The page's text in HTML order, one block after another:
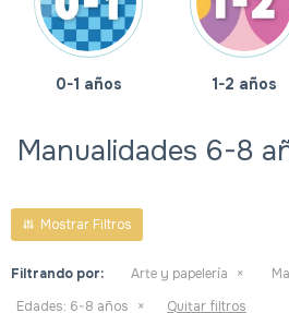
0-1 años 1-2 años
Manualidades 6-8
Filtrando por: Arte y papelería
Edades: 6-8 años Quitar filtros